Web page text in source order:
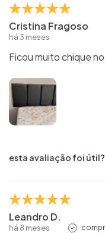
Cristina Fragoso
há 3 meses
Ficou muito chique
esta avaliação foi útil?
Leandro D.
há 8 meses